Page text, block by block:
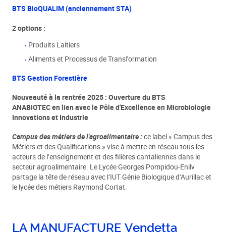
BTS BioQUALIM (anciennement STA)
2 options :
Produits Laitiers
Aliments et Processus de Transformation
BTS Gestion Forestière
Nouveauté à la rentrée 2025 : Ouverture du BTS
ANABIOTEC en lien avec le Pôle d'Excellence en Microbiologie
Innovations et Industrie
Campus des métiers de l'agroalimentaire :ce label « Campus des
Métiers et des Qualifications » vise à mettre en réseau tous les
acteurs de l’enseignement et des filières cantaliennes dans le
secteur agroalimentaire. Le Lycée Georges Pompidou-Enilv
partage la tête de réseau avec l’IUT Génie Biologique d’Aurillac et
le lycée des métiers Raymond Cortat.
LA MANUFACTURE Vendetta